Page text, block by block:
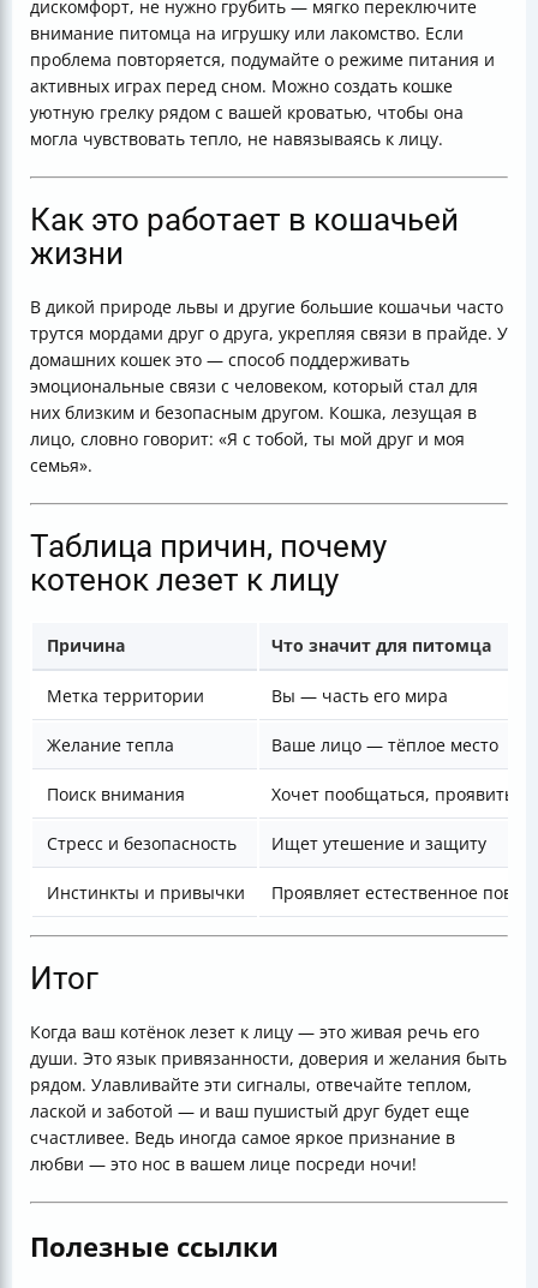
дискомфорт, не нужно грубить — мягко переключите
внимание питомца на игрушку или лакомство. Если
проблема повторяется, подумайте о режиме питания и
активных играх перед сном. Можно создать кошке
уютную грелку рядом с вашей кроватью, чтобы она
могла чувствовать тепло, не навязываясь к лицу.
Как это работает в кошачьей
жизни
В дикой природе львы и другие большие кошачьи часто
трутся мордами друг о друга, укрепляя связи в прайде. У
домашних кошек это — способ поддерживать
эмоциональные связи с человеком, который стал для
них близким и безопасным другом. Кошка, лезущая в
лицо, словно говорит: «Я с тобой, ты мой друг и моя
семья».
Таблица причин, почему
котенок лезет к лицу
Причина Что значит для питомца
Метка территории Вы — часть его мира
Желание тепла Ваше лицо — тёплое место
Поиск внимания Хочет пообщаться, проявить
Стресс и безопасность Ищет утешение и защиту
Инстинкты и привычки Проявляет естественное
Итог
Когда ваш котёнок лезет к лицу — это живая речь его
души. Это язык привязанности, доверия и желания быть
рядом. Улавливайте эти сигналы, отвечайте теплом,
лаской и заботой — и ваш пушистый друг будет еще
счастливее. Ведь иногда самое яркое признание в
любви — это нос в вашем лице посреди ночи!
Полезные ссылки